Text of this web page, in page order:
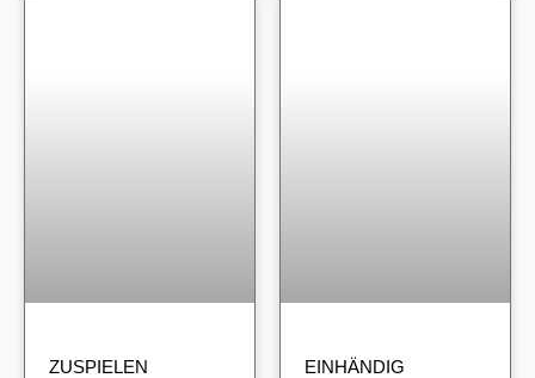
ZUSPIELEN EINHÄNDIG